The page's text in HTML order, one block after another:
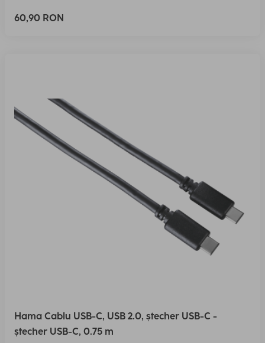
60,90 RON
Hama Cablu USB-C, USB 2.0, ștecher USB-C -
ștecher USB-C, 0.75 m